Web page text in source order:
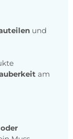
und
am